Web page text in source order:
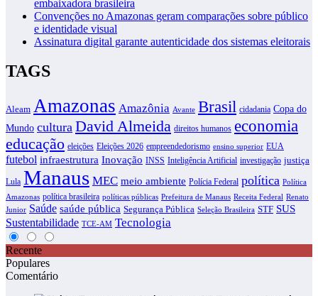
embaixadora brasileira
Convenções no Amazonas geram comparações sobre público
e identidade visual
Assinatura digital garante autenticidade dos sistemas eleitorais
TAGS
Aleam Amazonas Amazônia Avante Brasil cidadania Copa do
Mundo cultura David Almeida direitos humanos economia
educação eleições Eleições 2026 empreendedorismo ensino superior EUA
futebol infraestrutura Inovação INSS Inteligência Artificial investigação justiça
Lula Manaus MEC meio ambiente Polícia Federal política Política
Amazonas política brasileira políticas públicas Prefeitura de Manaus Receita Federal Renato
Junior Saúde saúde pública Segurança Pública Seleção Brasileira STF SUS
Sustentabilidade TCE-AM Tecnologia
Recente
Populares
Comentário